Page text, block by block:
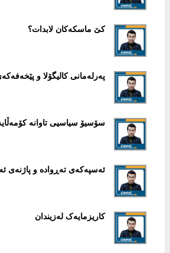
کێ ماسکەکان لابدات؟
پەرلەمانی کالیگۆلا و
سۆسیۆ سیاسیی تاوانە
ئەسپەکەی تەڕوادە و پاژنەی
کاریزمایەک لەزیندان